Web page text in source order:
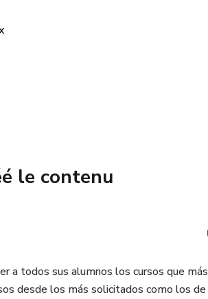
le contenu
a todos sus alumnos los cursos que más
desde los más solicitados como los de